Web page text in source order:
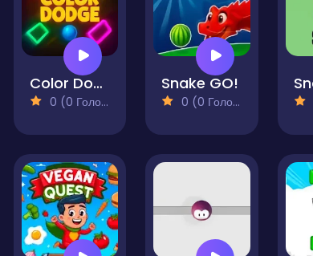
Color Dodge
0 (0 Голосів)
Snake GO!
0 (0 Голосів)